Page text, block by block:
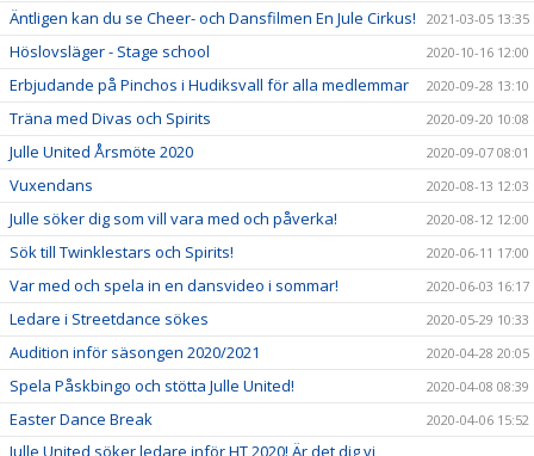
Äntligen kan du se Cheer- och Dansfilmen En Jule Cirkus! 2021-03-05 13:35
Höslovsläger - Stage school 2020-10-16 12:00
Erbjudande på Pinchos i Hudiksvall för alla medlemmar 2020-09-28 13:10
Träna med Divas och Spirits 2020-09-20 10:08
Julle United Årsmöte 2020 2020-09-07 08:01
Vuxendans 2020-08-13 12:03
Julle söker dig som vill vara med och påverka! 2020-08-12 12:00
Sök till Twinklestars och Spirits! 2020-06-11 17:00
Var med och spela in en dansvideo i sommar! 2020-06-03 16:17
Ledare i Streetdance sökes 2020-05-29 10:33
Audition inför säsongen 2020/2021 2020-04-28 20:05
Spela Påskbingo och stötta Julle United! 2020-04-08 08:39
Easter Dance Break 2020-04-06 15:52
Julle United söker ledare inför HT 2020! Är det dig vi